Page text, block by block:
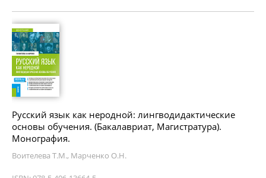
Русский язык как неродной: лингводидактические
основы обучения. (Бакалавриат, Магистратура).
Монография.
Воителева Т.М., Марченко О.Н.